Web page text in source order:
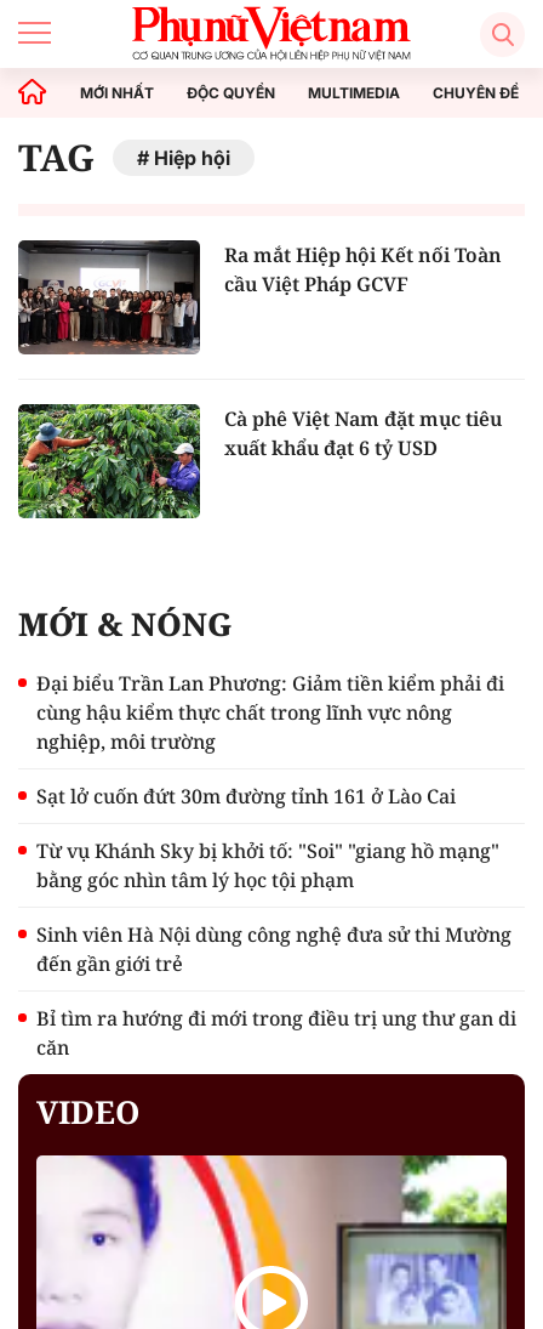
MỚI NHẤT ĐỘC QUYỀN MULTIMEDIA CHUYÊN ĐỀ
TAG Hiệp hội
Ra mắt Hiệp hội Kết nối Toàn
cầu Việt Pháp GCVF
Cà phê Việt Nam đặt mục tiêu
xuất khẩu đạt 6 tỷ USD
MỚI & NÓNG
Đại biểu Trần Lan Phương: Giảm tiền kiểm phải đi
cùng hậu kiểm thực chất trong lĩnh vực nông
nghiệp, môi trường
Sạt lở cuốn đứt 30m đường tỉnh 161 ở Lào Cai
Từ vụ Khánh Sky bị khởi tố: "Soi" "giang hồ mạng"
bằng góc nhìn tâm lý học tội phạm
Sinh viên Hà Nội dùng công nghệ đưa sử thi Mường
đến gần giới trẻ
Bỉ tìm ra hướng đi mới trong điều trị ung thư gan di
căn
VIDEO